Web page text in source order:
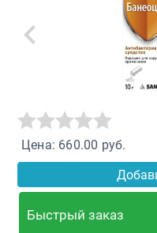
Цена: 660.00 руб.
Быстрый заказ